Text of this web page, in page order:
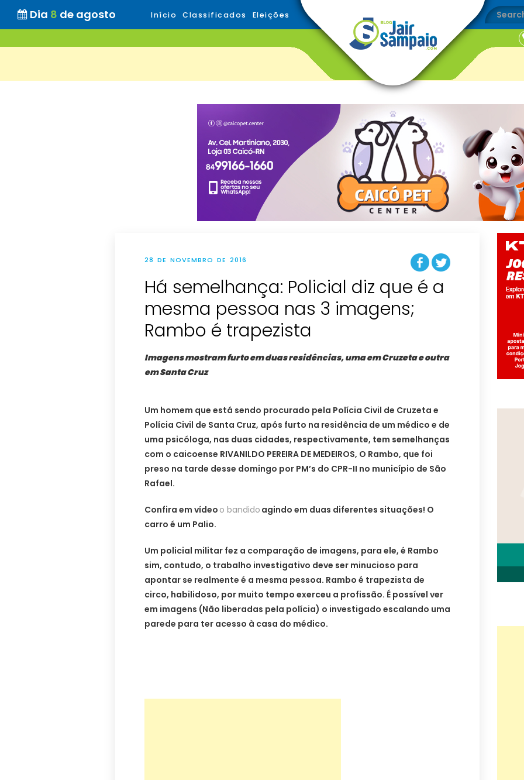
Dia 8 de agosto Início Classificados Eleições
28 DE NOVEMBRO DE 2016
Há semelhança: Policial diz que é a
mesma pessoa nas 3 imagens;
Rambo é trapezista
Imagens mostram furto em duas residências, uma em Cruzeta e outra
em Santa Cruz
Um homem que está sendo procurado pela Polícia Civil de Cruzeta e
Polícia Civil de Santa Cruz, após furto na residência de um médico e de
uma psicóloga, nas duas cidades, respectivamente, tem semelhanças
com o caicoense RIVANILDO PEREIRA DE MEDEIROS, O Rambo, que foi
preso na tarde desse domingo por PM’s do CPR-II no município de São
Rafael.
Confira em vídeo o bandido agindo em duas diferentes situações! O
carro é um Palio.
Um policial militar fez a comparação de imagens, para ele, é Rambo
sim, contudo, o trabalho investigativo deve ser minucioso para
apontar se realmente é a mesma pessoa. Rambo é trapezista de
circo, habilidoso, por muito tempo exerceu a profissão. É possível ver
em imagens (Não liberadas pela polícia) o investigado escalando uma
parede para ter acesso à casa do médico.